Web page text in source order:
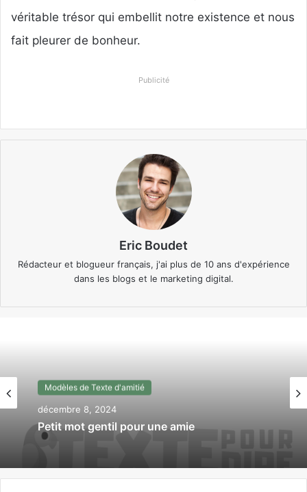
véritable trésor qui embellit notre existence et nous
fait pleurer de bonheur.
Publicité
Eric Boudet
Rédacteur et blogueur français, j'ai plus de 10 ans d'expérience
dans les blogs et le marketing digital.
Modèles de Texte d'amitié
Texte d’amitié sincère qui fait pleurer (ou
presque)